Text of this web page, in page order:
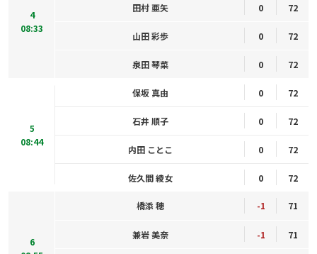
4
08:33
田村 亜矢 0 72
山田 彩歩 0 72
泉田 琴菜 0 72
5
08:44
保坂 真由 0 72
石井 順子 0 72
内田 ことこ 0 72
佐久間 綾女 0 72
6
橋添 穂 -1 71
兼岩 美奈 -1 71